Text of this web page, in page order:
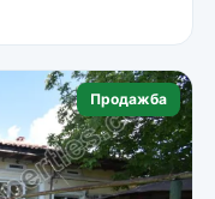
Продажба